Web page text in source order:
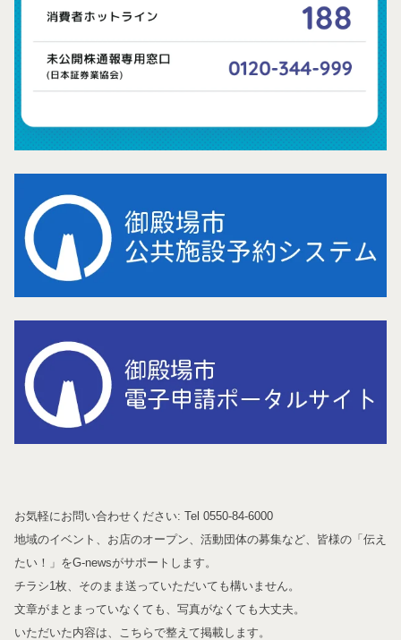
お気軽にお問い合わせください: Tel 0550-84-6000
地域のイベント、お店のオープン、活動団体の募集など、皆様の「伝え
たい！」をG-newsがサポートします。
チラシ1枚、そのまま送っていただいても構いません。
文章がまとまっていなくても、写真がなくても大丈夫。
いただいた内容は、こちらで整えて掲載します。